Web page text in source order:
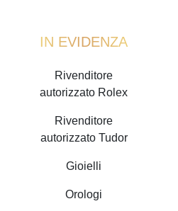
IN EVIDENZA
Rivenditore
autorizzato Rolex
Rivenditore
autorizzato Tudor
Gioielli
Orologi